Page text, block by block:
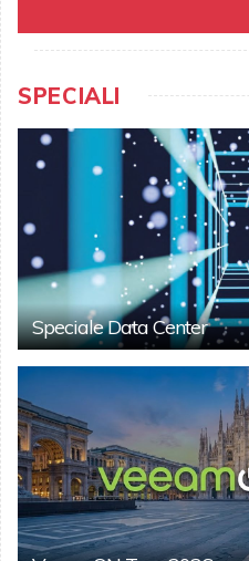
SPECIALI
Speciale Data Center